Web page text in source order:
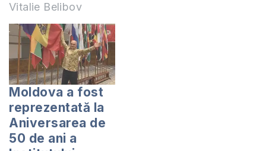
Vitalie Belibov
Moldova a fost
reprezentată la
Aniversarea de
50 de ani a